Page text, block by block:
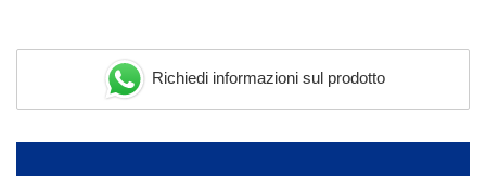
Richiedi informazioni sul prodotto